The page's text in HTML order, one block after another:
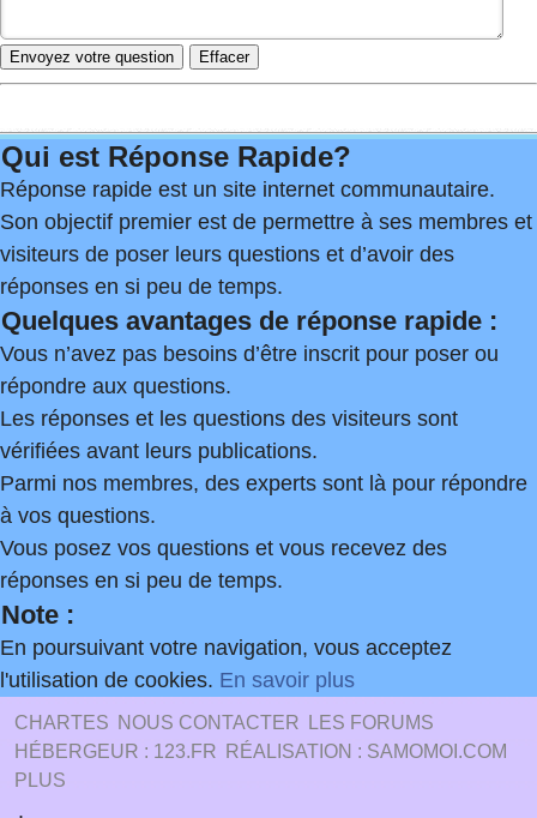
Qui est Réponse Rapide?
Réponse rapide est un site internet communautaire.
Son objectif premier est de permettre à ses membres et
visiteurs de poser leurs questions et d’avoir des
réponses en si peu de temps.
Quelques avantages de réponse rapide :
Vous n’avez pas besoins d’être inscrit pour poser ou
répondre aux questions.
Les réponses et les questions des visiteurs sont
vérifiées avant leurs publications.
Parmi nos membres, des experts sont là pour répondre
à vos questions.
Vous posez vos questions et vous recevez des
réponses en si peu de temps.
Note :
En poursuivant votre navigation, vous acceptez
l'utilisation de cookies. En savoir plus
CHARTES NOUS CONTACTER
LES FORUMS
HÉBERGEUR : 123.FR
RÉALISATION : SAMOMOI.COM
PLUS
.